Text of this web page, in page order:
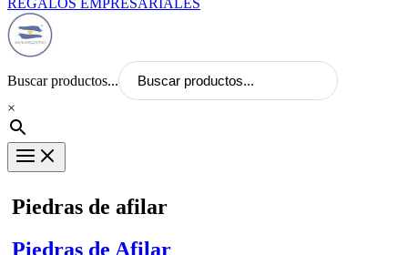
Buscar productos...
×
Piedras de afilar
Piedras de Afilar